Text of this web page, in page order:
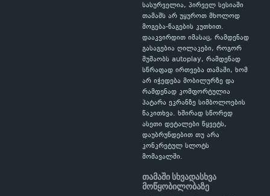
სასურველია, პირველ სესიაში
თამაშს არ უყუროთ მხოლოდ
მოგება-წაგების კუთხით.
დააკვირდით იმასაც, რამდენად
გასაგებია ღილაკები, როგორ
მუშაობს autoplay, რამდენად
სწრაფად ირთვება თამაში, ხომ
არ იჭედება მობილურზე და
რამდენად კომფორტულია
პატარა ეკრანზე სიმბოლოების
წაკითხვა. ხშირად სწორედ
ასეთი დეტალები წყვეტს,
დაუბრუნდებით თუ არა
კონკრეტულ სლოტს
მომავალში.
თამაში სხვადასხვა
მოწყობილობაზე